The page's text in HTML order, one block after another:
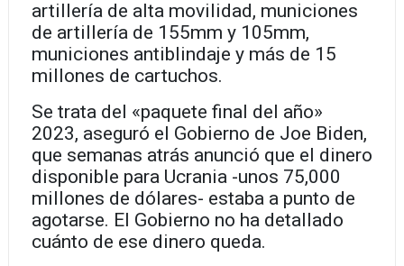
artillería de alta movilidad, municiones
de artillería de 155mm y 105mm,
municiones antiblindaje y más de 15
millones de cartuchos.
Se trata del «paquete final del año»
2023, aseguró el Gobierno de Joe Biden,
que semanas atrás anunció que el dinero
disponible para Ucrania -unos 75,000
millones de dólares- estaba a punto de
agotarse. El Gobierno no ha detallado
cuánto de ese dinero queda.